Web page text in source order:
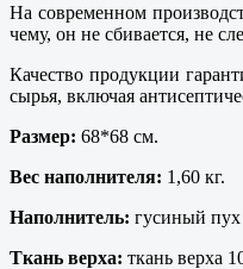
На современном
чему, он не сбивается, не
Качество продукции
сырья, включая
Размер: 68*68 см.
Вес наполнителя: 1,60 кг.
Наполнитель: гусиный пух
Ткань верха: ткань верха